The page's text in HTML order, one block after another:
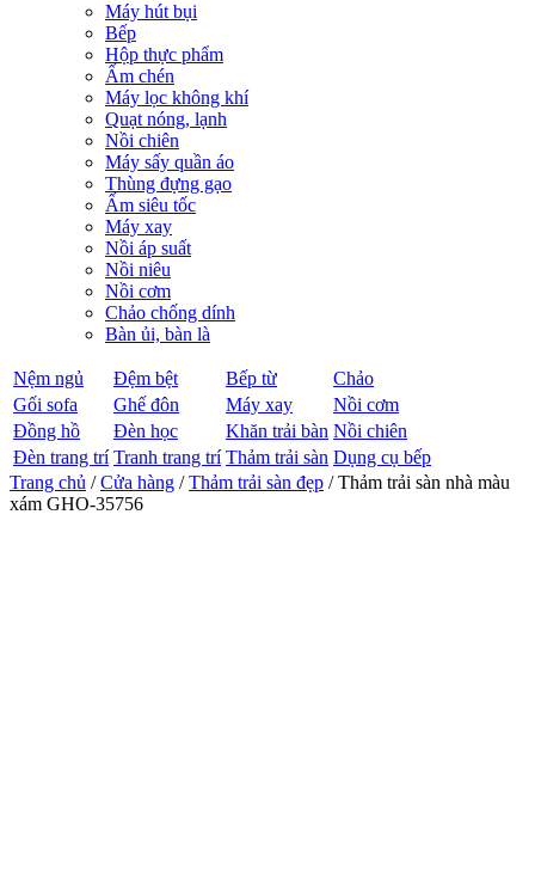
Máy hút bụi
Bếp
Hộp thực phẩm
Ấm chén
Máy lọc không khí
Quạt nóng, lạnh
Nồi chiên
Máy sấy quần áo
Thùng đựng gạo
Ấm siêu tốc
Máy xay
Nồi áp suất
Nồi niêu
Nồi cơm
Chảo chống dính
Bàn ủi, bàn là
Nệm ngủ Đệm bệt Bếp từ
Chảo
Gối sofa
Ghế đôn Máy xay
Nồi cơm
Đồng hồ
Đèn học Khăn trải bàn Nồi chiên
Đèn trang trí Tranh trang trí Thảm trải sàn Dụng cụ bếp
Trang chủ /Cửa hàng /Thảm trải sàn đẹp / Thảm trải sàn nhà màu
xám GHO-35756